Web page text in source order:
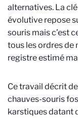
alternatives. La
évolutive repose
souris mais c’est
tous les ordres de
registre estimé
Ce travail décrit
chauves-souris
karstiques datant